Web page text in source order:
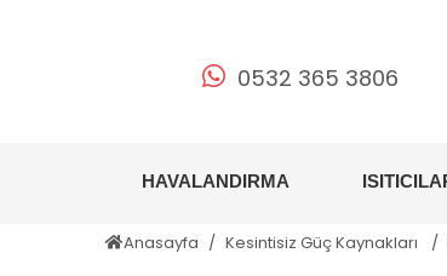
0532 365 3806
HAVALANDIRMA
Anasayfa Kesintisiz Güç Kaynakları